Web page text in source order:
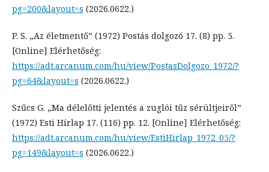
pg=200&layout=s (2026.0622.)
P. S. „Az életmentő” (1972) Postás dolgozó 17. (8) pp. 5.
[Online] Elérhetőség:
https://adt.arcanum.com/hu/view/PostasDolgozo_1972/?
pg=64&layout=s (2026.0622.)
Szűcs G. „Ma délelőtti jelentés a zuglói tűz sérültjeiről”
(1972) Esti Hírlap 17. (116) pp. 12. [Online] Elérhetőség:
https://adt.arcanum.com/hu/view/EstiHirlap_1972_05/?
pg=149&layout=s (2026.0622.)